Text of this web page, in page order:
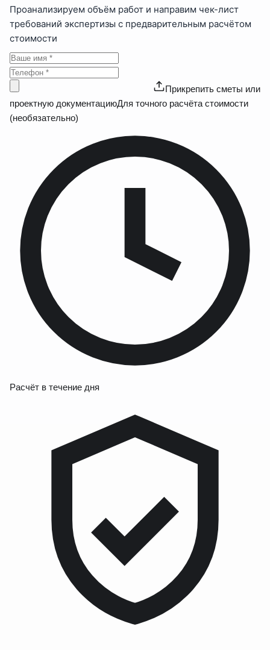
Проанализируем объём работ и направим чек-лист
требований экспертизы с предварительным расчётом
стоимости
Прикрепить сметы или
проектную документациюДля точного расчёта стоимости
(необязательно)
Расчёт в течение дня